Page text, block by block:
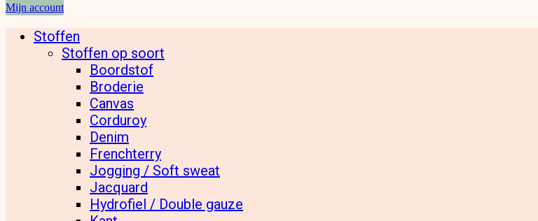
Mijn account
Stoffen
Stoffen op soort
Boordstof
Broderie
Canvas
Corduroy
Denim
Frenchterry
Jogging / Soft sweat
Jacquard
Hydrofiel / Double gauze